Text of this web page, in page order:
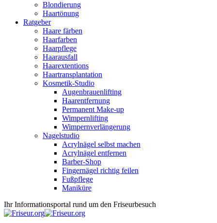
Blondierung
Haartönung
Ratgeber
Haare färben
Haarfarben
Haarpflege
Haarausfall
Haarextentions
Haartransplantation
Kosmetik-Studio
Augenbrauenlifting
Haarentfernung
Permanent Make-up
Wimpernlifting
Wimpernverlängerung
Nagelstudio
Acrylnägel selbst machen
Acrylnägel entfernen
Barber-Shop
Fingernägel richtig feilen
Fußpflege
Maniküre
Ihr Informationsportal rund um den Friseurbesuch